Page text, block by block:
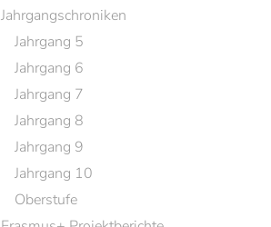
Jahrgangschroniken
Jahrgang 5
Jahrgang 6
Jahrgang 7
Jahrgang 8
Jahrgang 9
Jahrgang 10
Oberstufe